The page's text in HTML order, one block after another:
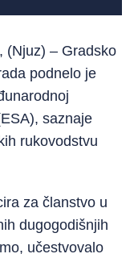
(Njuz) – Gradsko
podnelo je
saznaje
rukovodstvu
za članstvo u
dugogodišnjih
učestvovalo